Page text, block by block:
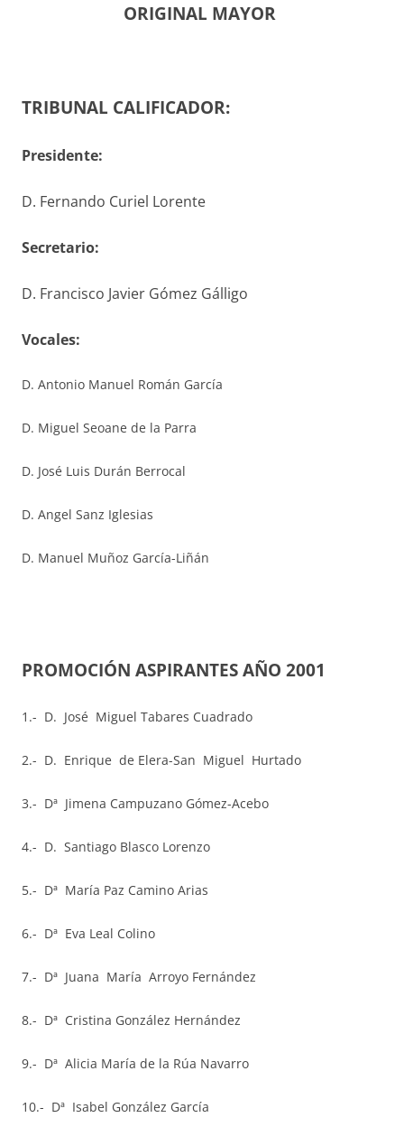
ORIGINAL MAYOR
TRIBUNAL CALIFICADOR:
Presidente:
D. Fernando Curiel Lorente
Secretario:
D. Francisco Javier Gómez Gálligo
Vocales:
D. Antonio Manuel Román García
D. Miguel Seoane de la Parra
D. José Luis Durán Berrocal
D. Angel Sanz Iglesias
D. Manuel Muñoz García-Liñán
PROMOCIÓN ASPIRANTES AÑO 2001
1.- D. José Miguel Tabares Cuadrado
2.- D. Enrique de Elera-San Miguel Hurtado
3.- Dª Jimena Campuzano Gómez-Acebo
4.- D. Santiago Blasco Lorenzo
5.- Dª María Paz Camino Arias
6.- Dª Eva Leal Colino
7.- Dª Juana María Arroyo Fernández
8.- Dª Cristina González Hernández
9.- Dª Alicia María de la Rúa Navarro
10.- Dª Isabel González García